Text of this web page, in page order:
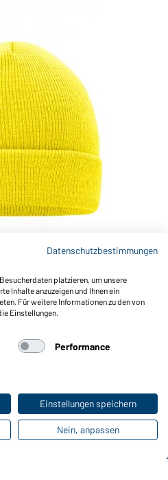
MB7500
Datenschutzbestimmungen
platzieren, um unsere
Inhalte anzuzeigen und Ihnen ein
Für weitere Informationen zu den von
Einstellungen.
Performance
Einstellungen speichern
Nein, anpassen